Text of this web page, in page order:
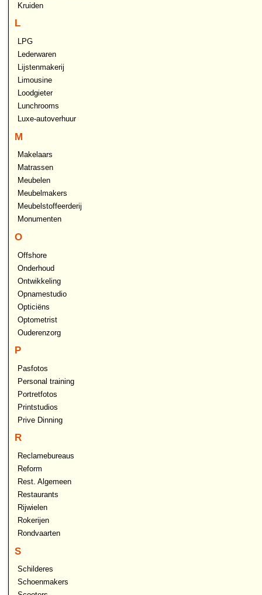
Kruiden
L
LPG
Lederwaren
Lijstenmakerij
Limousine
Loodgieter
Lunchrooms
Luxe-autoverhuur
M
Makelaars
Matrassen
Meubelen
Meubelmakers
Meubelstoffeerderij
Monumenten
O
Offshore
Onderhoud
Ontwikkeling
Opnamestudio
Opticiëns
Optometrist
Ouderenzorg
P
Pasfotos
Personal training
Portretfotos
Printstudios
Prive Dinning
R
Reclamebureaus
Reform
Rest. Algemeen
Restaurants
Rijwielen
Rokerijen
Rondvaarten
S
Schilderes
Schoenmakers